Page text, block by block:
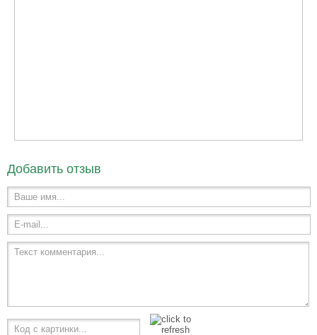
Добавить отзыв
Ваше имя...
E-mail...
Текст комментария...
Код с картинки...